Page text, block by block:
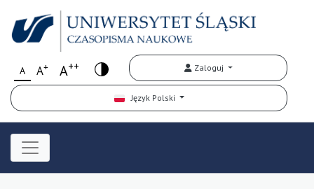
A A+ A++ Zaloguj
Język Polski